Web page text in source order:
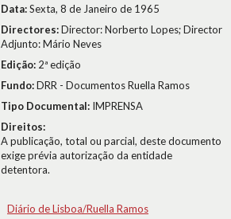
Data:Sexta, 8 de Janeiro de 1965
Directores:Director: Norberto Lopes; Director
Adjunto: Mário Neves
Edição: 2ª edição
Fundo:DRR - Documentos Ruella Ramos
Tipo Documental: IMPRENSA
Direitos:
A publicação, total ou parcial, deste documento
exige prévia autorização da entidade
detentora.
Diário de Lisboa/Ruella Ramos